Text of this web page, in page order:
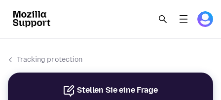
Tracking protection
Stellen Sie eine Frage